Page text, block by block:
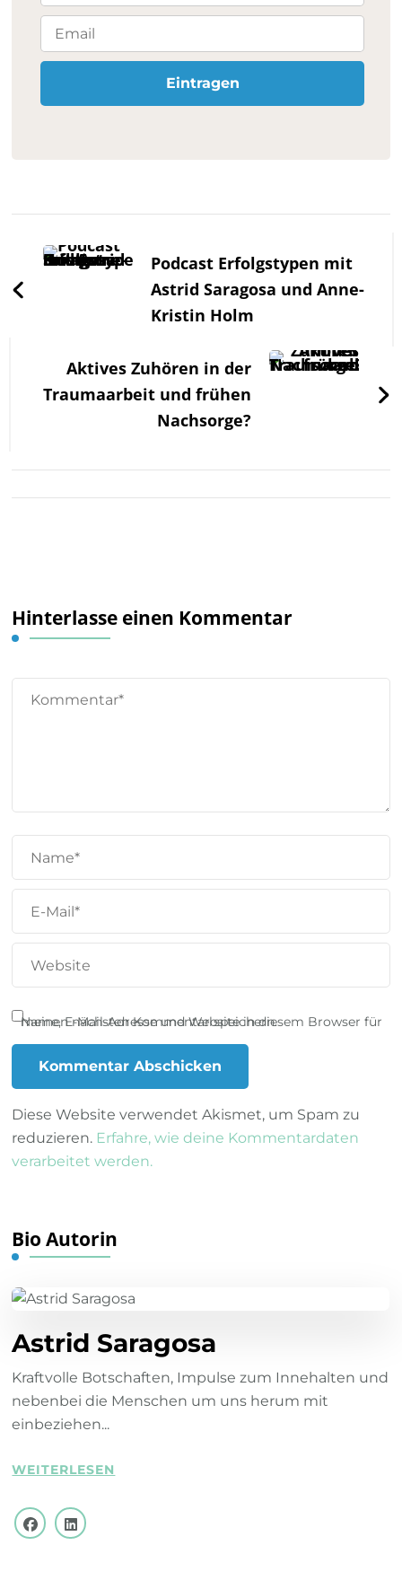
Podcast Erfolgstypen mit
Astrid Saragosa und Anne-
Kristin Holm
Aktives Zuhören in der
Traumaarbeit und frühen
Nachsorge?
Hinterlasse einen Kommentar
Name, E-Mail-Adresse und Website in diesem Browser für meinen nächsten Kommentar speichern.
Diese Website verwendet Akismet, um Spam zu
reduzieren. Erfahre, wie deine Kommentardaten
verarbeitet werden.
Bio Autorin
Astrid Saragosa
Kraftvolle Botschaften, Impulse zum Innehalten und
nebenbei die Menschen um uns herum mit
einbeziehen...
WEITERLESEN